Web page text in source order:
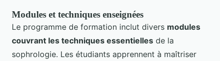
Modules et techniques enseignées
Le programme de formation inclut divers modules
couvrant les techniques essentielles de la
sophrologie. Les étudiants apprennent à maîtriser